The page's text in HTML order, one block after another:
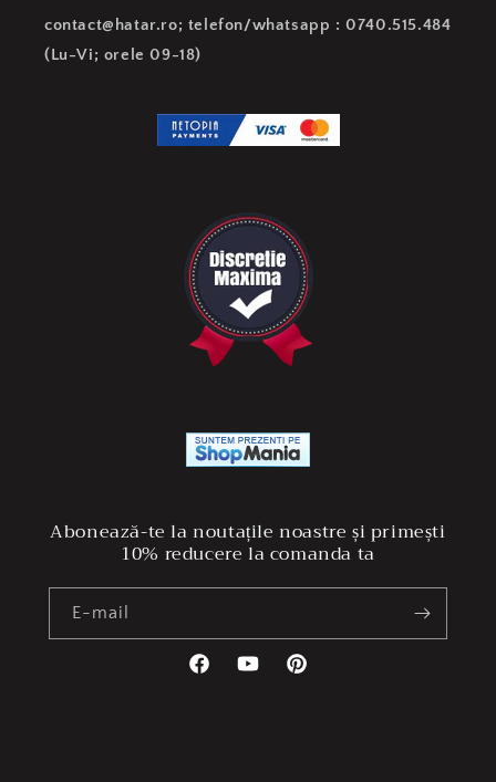
contact@hatar.ro; telefon/whatsapp : 0740.515.484
(Lu-Vi; orele 09-18)
Abonează-te la noutațile noastre și primești
10% reducere la comanda ta
E-mail
FacebookYouTubePinterest